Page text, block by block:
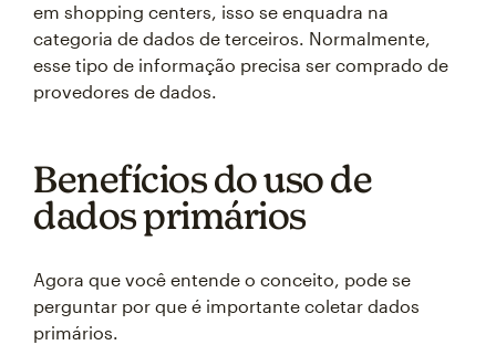
em shopping centers, isso se enquadra na
categoria de dados de terceiros. Normalmente,
esse tipo de informação precisa ser comprado de
provedores de dados.
Benefícios do uso de
dados primários
Agora que você entende o conceito, pode se
perguntar por que é importante coletar dados
primários.